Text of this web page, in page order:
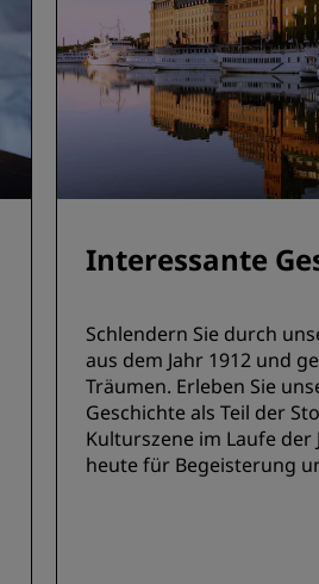
Interessante
Schlendern Sie durch
aus dem Jahr 1912 und
Träumen. Erleben Sie
Geschichte als Teil der
Kulturszene im Laufe der
heute für Begeisterung